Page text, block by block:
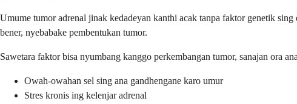
Umume tumor adrenal jinak kedadeyan kanthi acak tanpa faktor genetik
bener, nyebabake pembentukan tumor.
Sawetara faktor bisa nyumbang kanggo perkembangan tumor, sanajan ora
Owah-owahan sel sing ana gandhengane karo umur
Stres kronis ing kelenjar adrenal